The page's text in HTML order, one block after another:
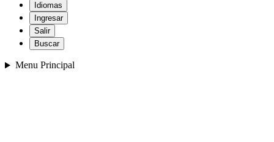
Idiomas
Ingresar
Salir
Buscar
Menu Principal